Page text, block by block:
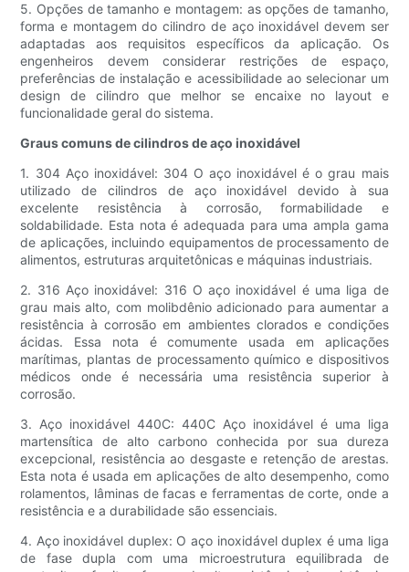
5. Opções de tamanho e montagem: as opções de tamanho,
forma e montagem do cilindro de aço inoxidável devem ser
adaptadas aos requisitos específicos da aplicação. Os
engenheiros devem considerar restrições de espaço,
preferências de instalação e acessibilidade ao selecionar um
design de cilindro que melhor se encaixe no layout e
funcionalidade geral do sistema.
Graus comuns de cilindros de aço inoxidável
1. 304 Aço inoxidável: 304 O aço inoxidável é o grau mais
utilizado de cilindros de aço inoxidável devido à sua
excelente resistência à corrosão, formabilidade e
soldabilidade. Esta nota é adequada para uma ampla gama
de aplicações, incluindo equipamentos de processamento de
alimentos, estruturas arquitetônicas e máquinas industriais.
2. 316 Aço inoxidável: 316 O aço inoxidável é uma liga de
grau mais alto, com molibdênio adicionado para aumentar a
resistência à corrosão em ambientes clorados e condições
ácidas. Essa nota é comumente usada em aplicações
marítimas, plantas de processamento químico e dispositivos
médicos onde é necessária uma resistência superior à
corrosão.
3. Aço inoxidável 440C: 440C Aço inoxidável é uma liga
martensítica de alto carbono conhecida por sua dureza
excepcional, resistência ao desgaste e retenção de arestas.
Esta nota é usada em aplicações de alto desempenho, como
rolamentos, lâminas de facas e ferramentas de corte, onde a
resistência e a durabilidade são essenciais.
4. Aço inoxidável duplex: O aço inoxidável duplex é uma liga
de fase dupla com uma microestrutura equilibrada de